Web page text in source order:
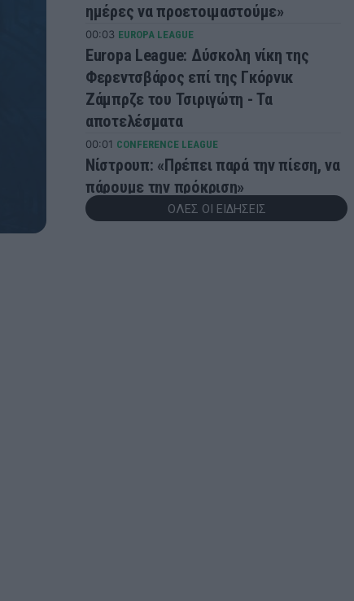
ημέρες να προετοιμαστούμε»
00:03 EUROPA LEAGUE
Europa League: Δύσκολη νίκη της
Φερεντσβάρος επί της Γκόρνικ
Ζάμπρζε του Τσιριγώτη - Τα
αποτελέσματα
00:01 CONFERENCE LEAGUE
Νίστρουπ: «Πρέπει παρά την πίεση, να
πάρουμε την πρόκριση»
23:56 CHAMPIONS LEAGUEΟΛΕΣ ΟΙ ΕΙΔΗΣΕΙΣ